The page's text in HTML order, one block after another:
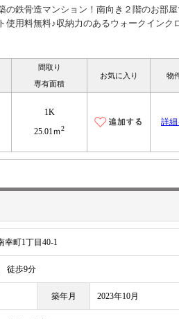
鉄骨造マンション！南向き２階のお部屋
用料無料♪収納力のあるウォークインク
間取り
専有面積
お気に入り 物
1K
25.01ｍ2
詳細
幸町1丁目40-1
徒歩9分
築年月 2023年10月